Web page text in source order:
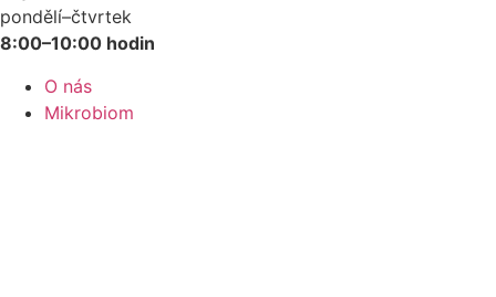
pondělí–čtvrtek
8:00–10:00 hodin
O nás
Mikrobiom